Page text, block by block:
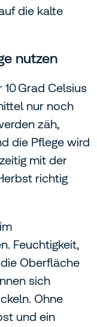
die kalte
nutzen
Grad Celsius
nur noch
zäh,
die Pflege wird
mit der
richtig
Feuchtigkeit,
Oberfläche
sich
Ohne
und ein